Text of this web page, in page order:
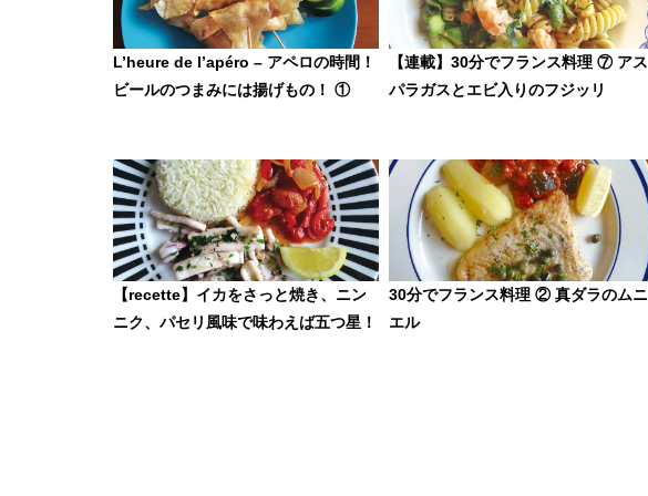
L’heure de l’apéro – アペロの時間！
ビールのつまみには揚げもの！ ①
【連載】30分でフランス料理 ⑦ アス
パラガスとエビ入りのフジッリ
【recette】イカをさっと焼き、ニン
ニク、パセリ風味で味わえば五つ星！
30分でフランス料理 ② 真ダラのムニ
エル